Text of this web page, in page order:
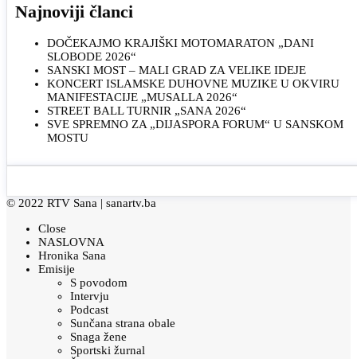
Najnoviji članci
DOČEKAJMO KRAJIŠKI MOTOMARATON „DANI
SLOBODE 2026“
SANSKI MOST – MALI GRAD ZA VELIKE IDEJE
KONCERT ISLAMSKE DUHOVNE MUZIKE U OKVIRU
MANIFESTACIJE „MUSALLA 2026“
STREET BALL TURNIR „SANA 2026“
SVE SPREMNO ZA „DIJASPORA FORUM“ U SANSKOM
MOSTU
© 2022 RTV Sana | sanartv.ba
Close
NASLOVNA
Hronika Sana
Emisije
S povodom
Intervju
Podcast
Sunčana strana obale
Snaga žene
Sportski žurnal